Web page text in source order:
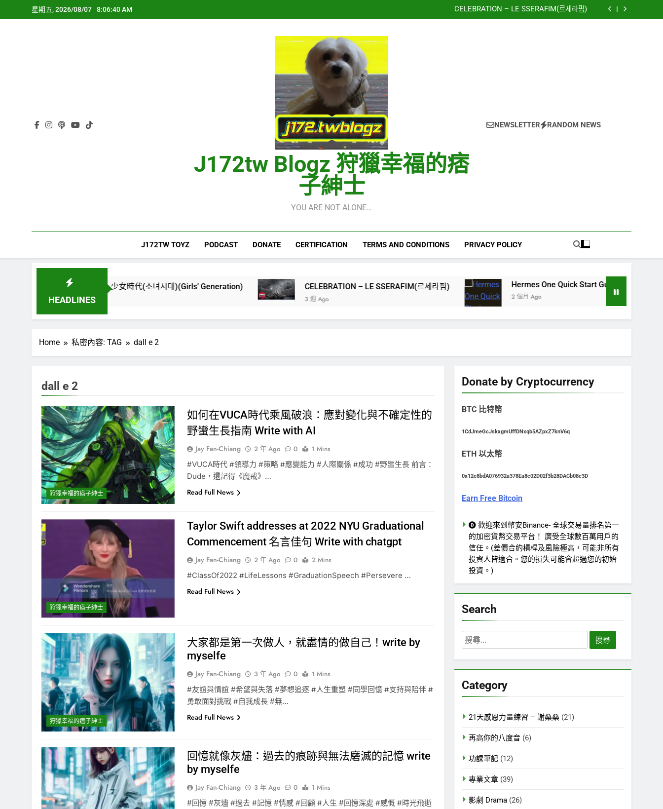
to
星期五, 2026/08/07 8:06:41 AM
(Girls’ Generation)
CELEBRATION – LE SSERAFIM(르세라핌)
Hermes One Quick Start Guide using OpenRouter Free Models & Telegram
再次重逢的世界(다시만난세계)(Into The New World) – 少女時代(소녀시대)
Hermes One Quick Start Guide using OpenRouter Free Models & Telegram
J172tw Blogz 狩獵幸福的痞
子紳士
YOU ARE NOT ALONE…
NEWSLETTER RANDOM NEWS
J172TW TOYZ PODCAST DONATE CERTIFICATION TERMS AND CONDITIONS PRIVACY POLICY
HEADLINES
New World) – 少女時代(소녀시대)(Girls’ Generation) CELEBRATION – LE SSERAFIM(르세라핌)
3 週 Ago
Hermes One Quick Start Guide using OpenRouter Free
2 個月 Ago
Home 私密內容: TAG dall e 2
dall e 2
狩獵幸福的痞子紳士
如何在VUCA時代乘風破浪：應對變化與不確定性的
野蠻生長指南 Write with AI
Jay Fan-Chiang 2 年 Ago 0
1 Mins
#VUCA時代 #領導力 #策略 #應變能力 #人際關係 #成功 #野蠻生長 前言：
Dude，還記得《魔戒》…
Read Full News
狩獵幸福的痞子紳士
Taylor Swift addresses at 2022 NYU Graduational
Commencement 名言佳句 Write with chatgpt
Jay Fan-Chiang 2 年 Ago 0
2 Mins
#ClassOf2022 #LifeLessons #GraduationSpeech #Persevere …
Read Full News
狩獵幸福的痞子紳士
大家都是第一次做人，就盡情的做自己！write by
myselfe
Jay Fan-Chiang 3 年 Ago 0
1 Mins
#友誼與情誼 #希望與失落 #夢想追逐 #人生重塑 #同學回憶 #支持與陪伴 #
勇敢面對挑戰 #自我成長 #無…
Read Full News
回憶就像灰燼：過去的痕跡與無法磨滅的記憶 write
by myselfe
Jay Fan-Chiang 3 年 Ago 0
1 Mins
#回憶 #灰燼 #過去 #記憶 #情感 #回顧 #人生 #回憶深處 #感慨 #時光飛逝
Donate by Cryptocurrency
BTC 比特幣
1CdJmeGcJskxgmUffDNxqb5AZpxZ7knV6q
ETH 以太幣
0x12e8bdA076932a378Ea8c02D02f3b28DACb08c3D
Earn Free Bitcoin
歡迎來到幣安Binance- 全球交易量排名第一
的加密貨幣交易平台！ 廣受全球數百萬用戶的
信任。(差價合約槓桿及風險極高，可能非所有
投資人皆適合。您的損失可能會超過您的初始
投資。)
Search
搜
尋
字:
Category
21天感恩力量練習 – 謝桑桑 (21)
再高你的八度音 (6)
功課筆記 (12)
專業文章 (39)
影劇 Drama (26)